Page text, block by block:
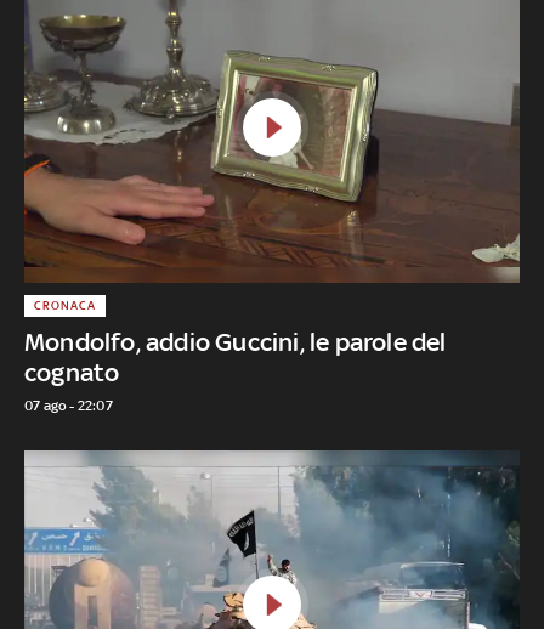
Mondolfo, addio Guccini, le parole del
cognato
CRONACA
07 ago - 22:07